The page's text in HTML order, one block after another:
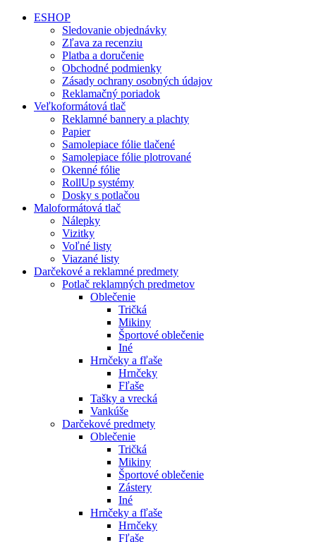
ESHOP
Sledovanie objednávky
Zľava za recenziu
Platba a doručenie
Obchodné podmienky
Zásady ochrany osobných údajov
Reklamačný poriadok
Veľkoformátová tlač
Reklamné bannery a plachty
Papier
Samolepiace fólie tlačené
Samolepiace fólie plotrované
Okenné fólie
RollUp systémy
Dosky s potlačou
Maloformátová tlač
Nálepky
Vizitky
Voľné listy
Viazané listy
Darčekové a reklamné predmety
Potlač reklamných predmetov
Oblečenie
Tričká
Mikiny
Športové oblečenie
Iné
Hrnčeky a fľaše
Hrnčeky
Fľaše
Tašky a vrecká
Vankúše
Darčekové predmety
Oblečenie
Tričká
Mikiny
Športové oblečenie
Zástery
Iné
Hrnčeky a fľaše
Hrnčeky
Fľaše